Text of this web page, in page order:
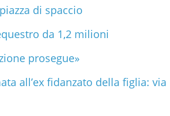
di spaccio
da 1,2 milioni
prosegue»
all’ex fidanzato della figlia: via